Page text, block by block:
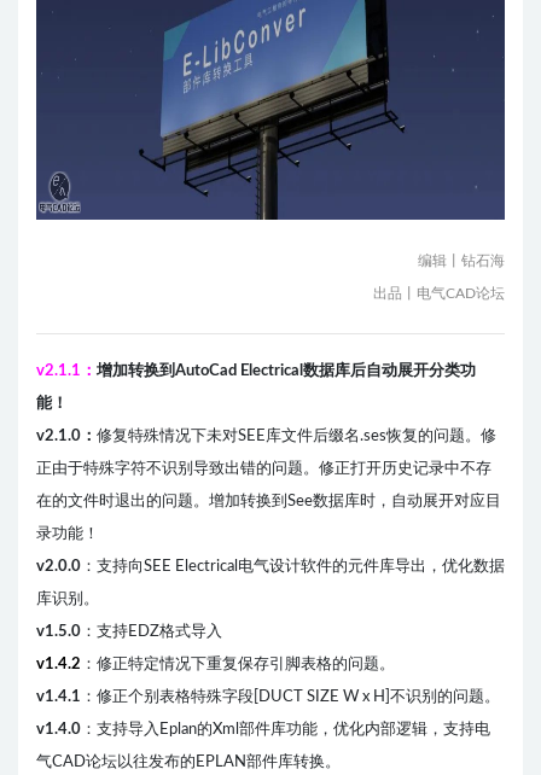
编辑丨钻石海
出品丨电气CAD论坛
v2.1.1： 增加转换到AutoCad Electrical数据库后自动展开分类功
能！
v2.1.0： 修复特殊情况下未对SEE库文件后缀名.ses恢复的问题。修
正由于特殊字符不识别导致出错的问题。修正打开历史记录中不存
在的文件时退出的问题。增加转换到See数据库时，自动展开对应目
录功能！
v2.0.0 ：支持向SEE Electrical电气设计软件的元件库导出，优化数据
库识别。
v1.5.0 ：支持EDZ格式导入
v1.4.2 ：修正特定情况下重复保存引脚表格的问题。
v1.4.1 ：修正个别表格特殊字段[DUCT SIZE W x H]不识别的问题。
v1.4.0 ：支持导入Eplan的Xml部件库功能，优化内部逻辑，支持电
气CAD论坛以往发布的EPLAN部件库转换。